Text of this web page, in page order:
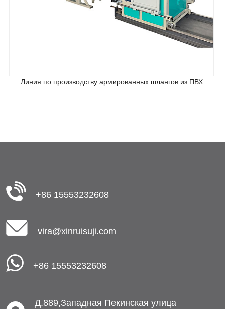
Линия по производству армированных шлангов из ПВХ
+86 15553232608
vira@xinruisuji.com
+86 15553232608
Д.889,Западная Пекинская улица